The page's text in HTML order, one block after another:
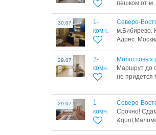
пешком от м.
30.07
1-
комн.
Северо-
м.Бибирево.
Адрес:
29.07
2-
комн.
Молостовых
Маршрут до
не придется
29.07
1-
комн.
Северо-
Срочно!